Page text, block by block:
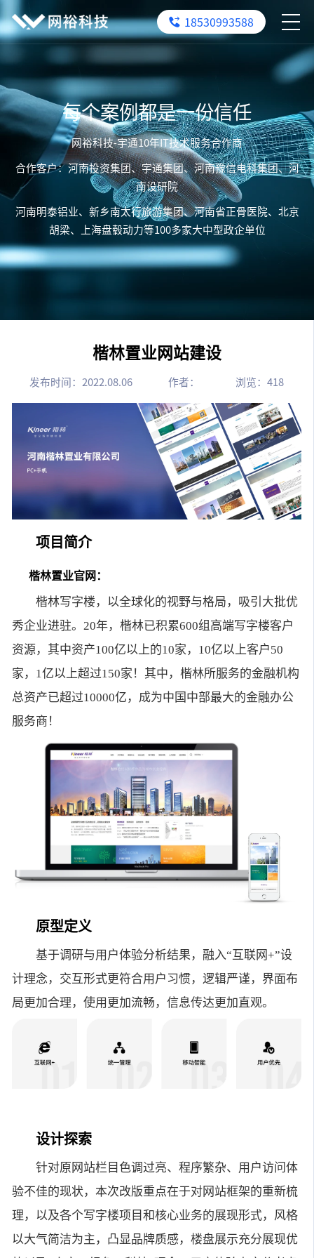
18530993588
每个案例都是一份信任
网裕科技-宇通10年IT技术服务合作商
合作客户：河南投资集团、宇通集团、河南豫信电科集团、河
南设研院
河南明泰铝业、新乡南太行旅游集团、河南省正骨医院、北京
胡梁、上海盘毂动力等100多家大中型政企单位
楷林置业网站建设
发布时间：2022.08.06 作者： 浏览： 418
项目简介
楷林置业官网：
楷林写字楼，以全球化的视野与格局，吸引大批优
秀企业进驻。20年，楷林已积累600组高端写字楼客户
资源，其中资产100亿以上的10家，10亿以上客户50
家，1亿以上超过150家！其中，楷林所服务的金融机构
总资产已超过10000亿，成为中国中部最大的金融办公
服务商！
原型定义
基于调研与用户体验分析结果，融入“互联网+”设
计理念，交互形式更符合用户习惯，逻辑严谨，界面布
局更加合理，使用更加流畅，信息传达更加直观。
设计探索
针对原网站栏目色调过亮、程序繁杂、用户访问体
验不佳的现状，本次改版重点在于对网站框架的重新梳
理，以及各个写字楼项目和核心业务的展现形式，风格
以大气简洁为主，凸显品牌质感，楼盘展示充分展现优